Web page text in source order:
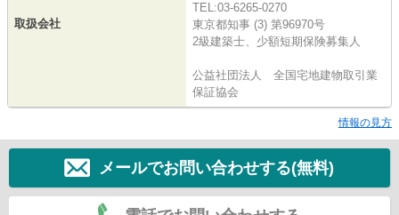
取扱会社
TEL:03-6265-0270
東京都知事 (3) 第96970号
2級建築士、少額短期保険募集人
公益社団法人 全国宅地建物取引業
保証協会
情報の見方
メールでお問い合わせする(無料)